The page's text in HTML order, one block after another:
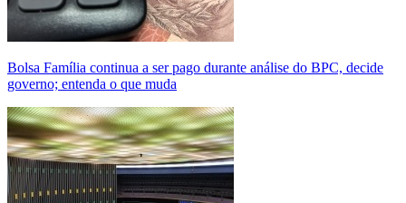
Bolsa Família continua a ser pago durante análise do BPC, decide
governo; entenda o que muda